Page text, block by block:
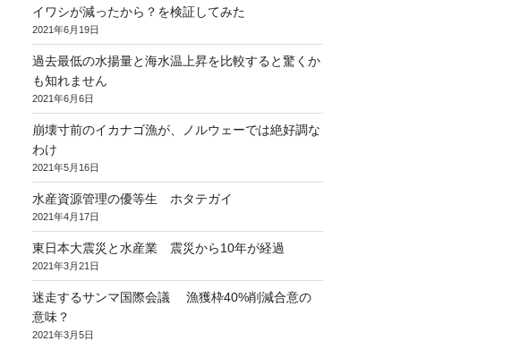
イワシが減ったから？を検証してみた
2021年6月19日
過去最低の水揚量と海水温上昇を比較すると驚くか
も知れません
2021年6月6日
崩壊寸前のイカナゴ漁が、ノルウェーでは絶好調な
わけ
2021年5月16日
水産資源管理の優等生 ホタテガイ
2021年4月17日
東日本大震災と水産業 震災から10年が経過
2021年3月21日
迷走するサンマ国際会議 漁獲枠40%削減合意の
意味？
2021年3月5日